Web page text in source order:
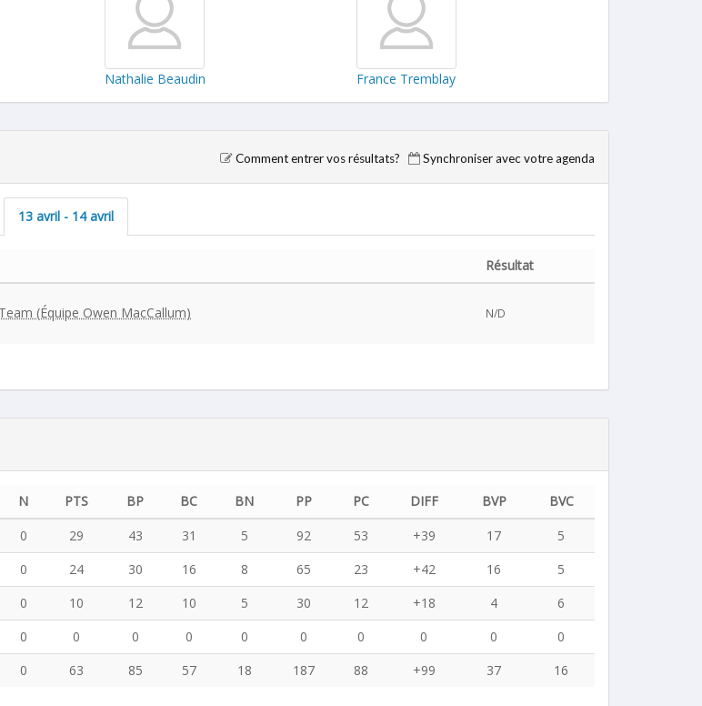
Nathalie Beaudin France Tremblay
Comment entrer vos résultats? Synchroniser avec votre agenda
13 avril - 14 avril
Résultat
(Équipe Owen MacCallum) N/D
N PTS BP BC BN PP PC DIFF BVP
BVC
0 29 43 31 5 92 53 +39 17
5
0 24 30 16 8 65 23 +42 16
5
0 10 12 10 5 30 12 +18 4
6
0 0 0 0 0 0 0 0 0
0
0 63 85 57 18 187 88 +99 37 16